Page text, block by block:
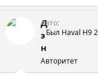
Д
э
н
Авторитет
Авто
Был Haval H9